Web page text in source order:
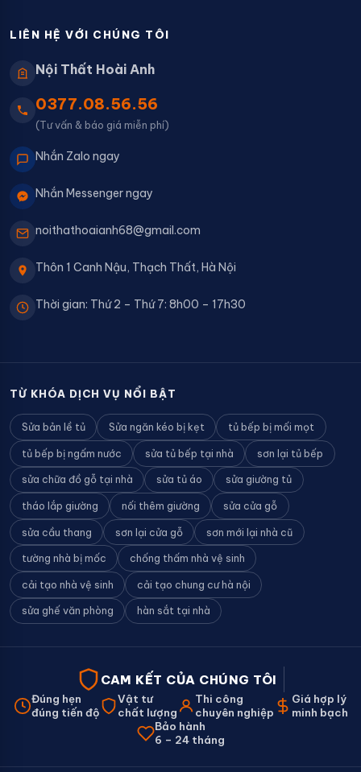
LIÊN HỆ VỚI CHÚNG TÔI
Nội Thất Hoài Anh
0377.08.56.56
(Tư vấn & báo giá miễn phí)
Nhắn Zalo ngay
Nhắn Messenger ngay
noithathoaianh68@gmail.com
Thôn 1 Canh Nậu, Thạch Thất, Hà Nội
Thời gian: Thứ 2 – Thứ 7: 8h00 – 17h30
TỪ KHÓA DỊCH VỤ NỔI BẬT
Sửa bản lề tủ Sửa ngăn kéo bị kẹt tủ bếp bị mối mọt
tủ bếp bị ngấm nước sửa tủ bếp tại nhà sơn lại tủ bếp
sửa chữa đồ gỗ tại nhà sửa tủ áo sửa giường tủ
tháo lắp giường nối thêm giường sửa cửa gỗ
sửa cầu thang sơn lại cửa gỗ sơn mới lại nhà cũ
tường nhà bị mốc chống thấm nhà vệ sinh
cải tạo nhà vệ sinh cải tạo chung cư hà nội
sửa ghế văn phòng hàn sắt tại nhà
CAM KẾT CỦA CHÚNG TÔI
Đúng hẹn
đúng tiến độ
Vật tư
chất lượng
Thi công
chuyên nghiệp
Giá hợp lý
minh bạch
Bảo hành
6 – 24 tháng